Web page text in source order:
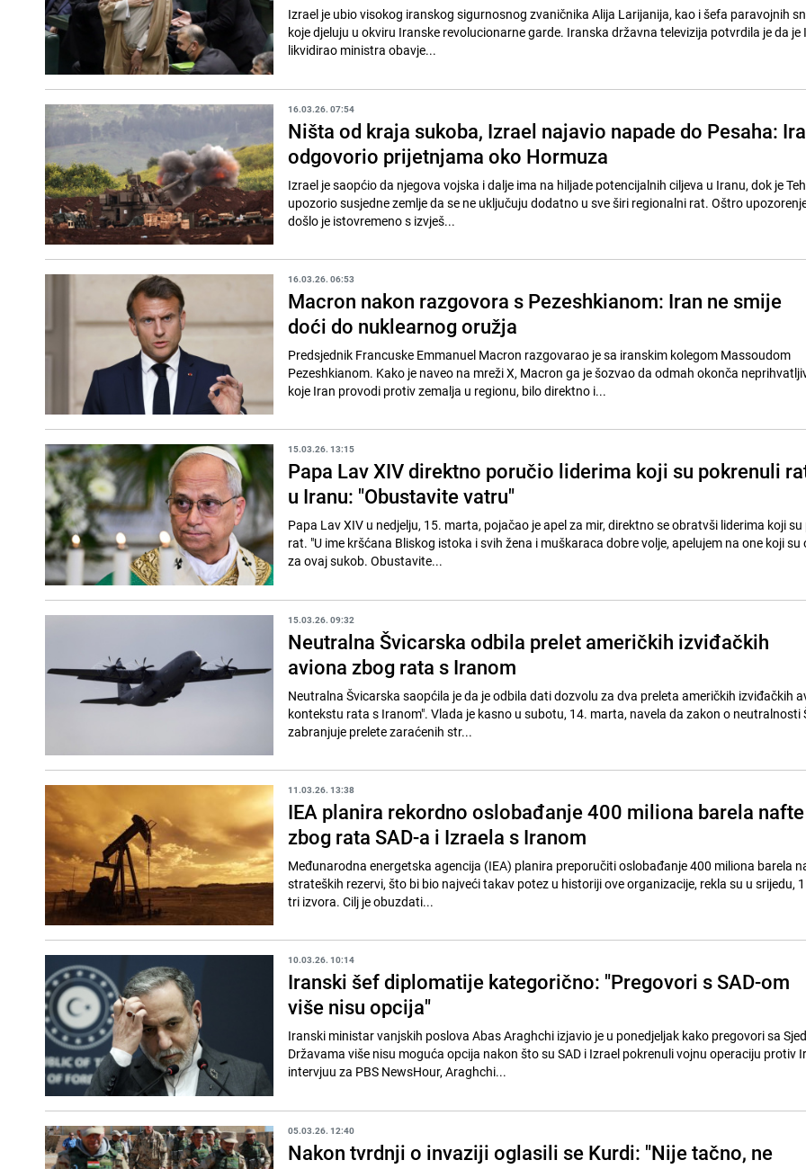
Izrael je ubio visokog iranskog sigurnosnog zvaničnika Alija Larijanija, kao i šefa paravojnih
koje djeluju u okviru Iranske revolucionarne garde. Iranska državna televizija potvrdila je da je
likvidirao ministra obavje...
16.03.26. 07:54
Ništa od kraja sukoba, Izrael najavio napade do Pesaha:
odgovorio prijetnjama oko Hormuza
Izrael je saopćio da njegova vojska i dalje ima na hiljade potencijalnih ciljeva u Iranu, dok je
upozorio susjedne zemlje da se ne uključuju dodatno u sve širi regionalni rat. Oštro
došlo je istovremeno s izvješ...
16.03.26. 06:53
Macron nakon razgovora s Pezeshkianom: Iran ne smije
doći do nuklearnog oružja
Predsjednik Francuske Emmanuel Macron razgovarao je sa iranskim kolegom Massoudom
Pezeshkianom. Kako je naveo na mreži X, Macron ga je šozvao da odmah okonča
koje Iran provodi protiv zemalja u regionu, bilo direktno i...
15.03.26. 13:15
Papa Lav XIV direktno poručio liderima koji su pokrenuli
u Iranu: "Obustavite vatru"
Papa Lav XIV u nedjelju, 15. marta, pojačao je apel za mir, direktno se obratvši liderima koji
rat. "U ime kršćana Bliskog istoka i svih žena i muškaraca dobre volje, apelujem na one koji
za ovaj sukob. Obustavite...
15.03.26. 09:32
Neutralna Švicarska odbila prelet američkih izviđačkih
aviona zbog rata s Iranom
Neutralna Švicarska saopćila je da je odbila dati dozvolu za dva preleta američkih izviđačkih
kontekstu rata s Iranom". Vlada je kasno u subotu, 14. marta, navela da zakon o neutralnosti
zabranjuje prelete zaraćenih str...
11.03.26. 13:38
IEA planira rekordno oslobađanje 400 miliona barela nafte
zbog rata SAD-a i Izraela s Iranom
Međunarodna energetska agencija (IEA) planira preporučiti oslobađanje 400 miliona barela
strateških rezervi, što bi bio najveći takav potez u historiji ove organizacije, rekla su u srijedu,
tri izvora. Cilj je obuzdati...
10.03.26. 10:14
Iranski šef diplomatije kategorično: "Pregovori s SAD-om
više nisu opcija"
Iranski ministar vanjskih poslova Abas Araghchi izjavio je u ponedjeljak kako pregovori sa
Državama više nisu moguća opcija nakon što su SAD i Izrael pokrenuli vojnu operaciju protiv
intervjuu za PBS NewsHour, Araghchi...
05.03.26. 12:40
Nakon tvrdnji o invaziji oglasili se Kurdi: "Nije tačno, ne